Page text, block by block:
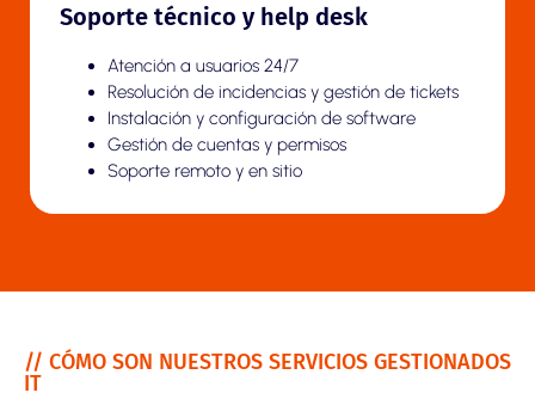
Soporte técnico y help desk
Atención a usuarios 24/7
Resolución de incidencias y gestión de tickets
Instalación y configuración de software
Gestión de cuentas y permisos
Soporte remoto y en sitio
// CÓMO SON NUESTROS SERVICIOS GESTIONADOS
IT